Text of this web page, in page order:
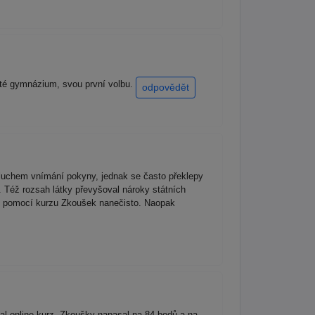
gymnázium, svou první volbu. odpovědět
vnímání pokyny, jednak se často překlepy
rozsah látky převyšoval nároky státních
kurzu Zkoušek nanečisto. Naopak